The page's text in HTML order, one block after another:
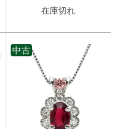
在庫切れ
中古